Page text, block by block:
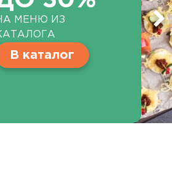
МЕНЮ ИЗ
В каталог